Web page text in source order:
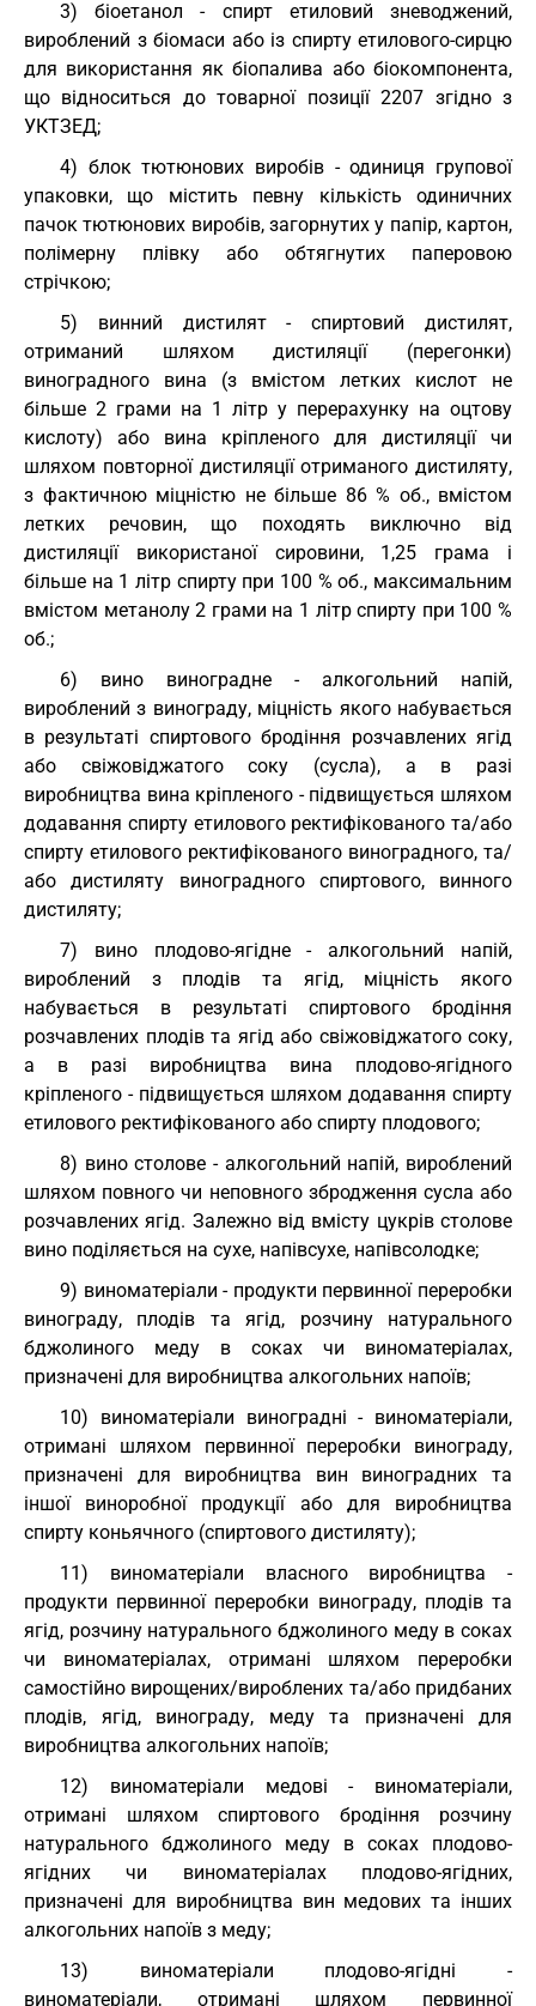
3) біоетанол - спирт етиловий зневоджений,
вироблений з біомаси або із спирту етилового-сирцю
для використання як біопалива або біокомпонента,
що відноситься до товарної позиції 2207 згідно з
УКТЗЕД;
4) блок тютюнових виробів - одиниця групової
упаковки, що містить певну кількість одиничних
пачок тютюнових виробів, загорнутих у папір, картон,
полімерну плівку або обтягнутих паперовою
стрічкою;
5) винний дистилят - спиртовий дистилят,
отриманий шляхом дистиляції (перегонки)
виноградного вина (з вмістом летких кислот не
більше 2 грами на 1 літр у перерахунку на оцтову
кислоту) або вина кріпленого для дистиляції чи
шляхом повторної дистиляції отриманого дистиляту,
з фактичною міцністю не більше 86 % об., вмістом
летких речовин, що походять виключно від
дистиляції використаної сировини, 1,25 грама і
більше на 1 літр спирту при 100 % об., максимальним
вмістом метанолу 2 грами на 1 літр спирту при 100 %
об.;
6) вино виноградне - алкогольний напій,
вироблений з винограду, міцність якого набувається
в результаті спиртового бродіння розчавлених ягід
або свіжовіджатого соку (сусла), а в разі
виробництва вина кріпленого - підвищується шляхом
додавання спирту етилового ректифікованого та/або
спирту етилового ректифікованого виноградного, та/
або дистиляту виноградного спиртового, винного
дистиляту;
7) вино плодово-ягідне - алкогольний напій,
вироблений з плодів та ягід, міцність якого
набувається в результаті спиртового бродіння
розчавлених плодів та ягід або свіжовіджатого соку,
а в разі виробництва вина плодово-ягідного
кріпленого - підвищується шляхом додавання спирту
етилового ректифікованого або спирту плодового;
8) вино столове - алкогольний напій, вироблений
шляхом повного чи неповного збродження сусла або
розчавлених ягід. Залежно від вмісту цукрів столове
вино поділяється на сухе, напівсухе, напівсолодке;
9) виноматеріали - продукти первинної переробки
винограду, плодів та ягід, розчину натурального
бджолиного меду в соках чи виноматеріалах,
призначені для виробництва алкогольних напоїв;
10) виноматеріали виноградні - виноматеріали,
отримані шляхом первинної переробки винограду,
призначені для виробництва вин виноградних та
іншої виноробної продукції або для виробництва
спирту коньячного (спиртового дистиляту);
11) виноматеріали власного виробництва -
продукти первинної переробки винограду, плодів та
ягід, розчину натурального бджолиного меду в соках
чи виноматеріалах, отримані шляхом переробки
самостійно вирощених/вироблених та/або придбаних
плодів, ягід, винограду, меду та призначені для
виробництва алкогольних напоїв;
12) виноматеріали медові - виноматеріали,
отримані шляхом спиртового бродіння розчину
натурального бджолиного меду в соках плодово-
ягідних чи виноматеріалах плодово-ягідних,
призначені для виробництва вин медових та інших
алкогольних напоїв з меду;
13) виноматеріали плодово-ягідні -
виноматеріали, отримані шляхом первинної